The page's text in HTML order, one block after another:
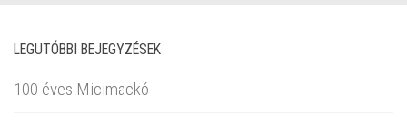
LEGUTÓBBI BEJEGYZÉSEK
100 éves Micimackó